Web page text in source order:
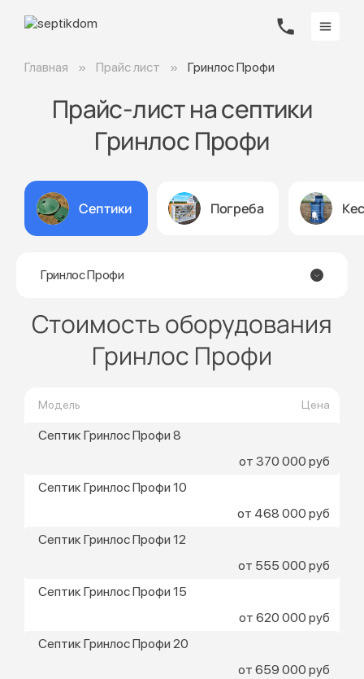
Главная Прайс лист Гринлос Профи
Прайс-лист на септики
Гринлос Профи
Септики Погреба
Гринлос Профи
Стоимость оборудования
Гринлос Профи
Модель Цена
Септик Гринлос Профи 8
от 370 000 руб
Септик Гринлос Профи 10
от 468 000 руб
Септик Гринлос Профи 12
от 555 000 руб
Септик Гринлос Профи 15
от 620 000 руб
Септик Гринлос Профи 20
от 659 000 руб